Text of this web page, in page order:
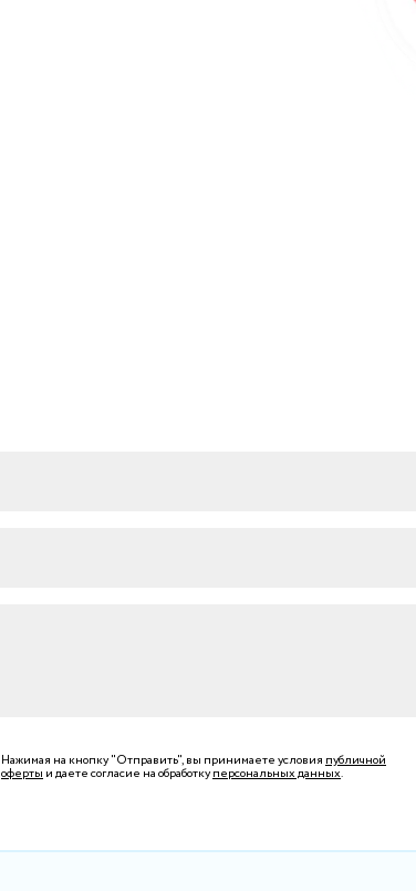
Нажимая на кнопку "Отправить", вы принимаете условия публичной
оферты и даете согласие на обработкуперсональных данных.